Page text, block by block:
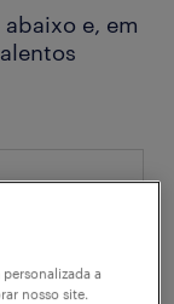
e, em
a
nosso site.